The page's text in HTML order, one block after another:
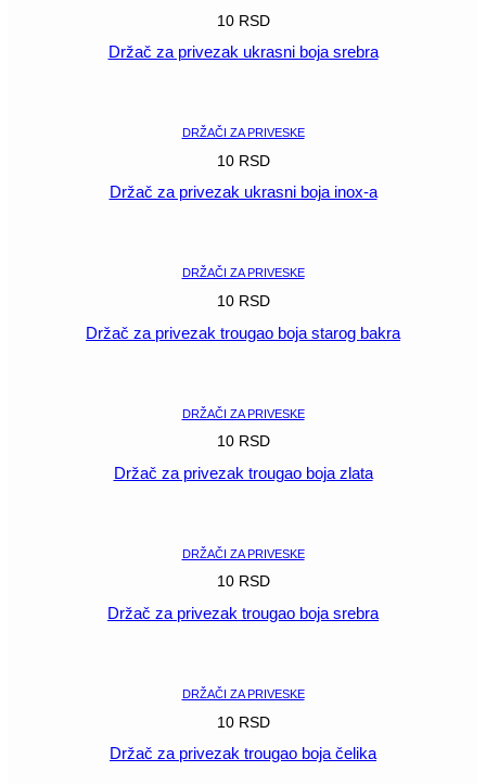
10 RSD
Držač za privezak ukrasni boja srebra
DRŽAČI ZA PRIVESKE
10 RSD
Držač za privezak ukrasni boja inox-a
DRŽAČI ZA PRIVESKE
10 RSD
Držač za privezak trougao boja starog bakra
DRŽAČI ZA PRIVESKE
10 RSD
Držač za privezak trougao boja zlata
DRŽAČI ZA PRIVESKE
10 RSD
Držač za privezak trougao boja srebra
DRŽAČI ZA PRIVESKE
10 RSD
Držač za privezak trougao boja čelika